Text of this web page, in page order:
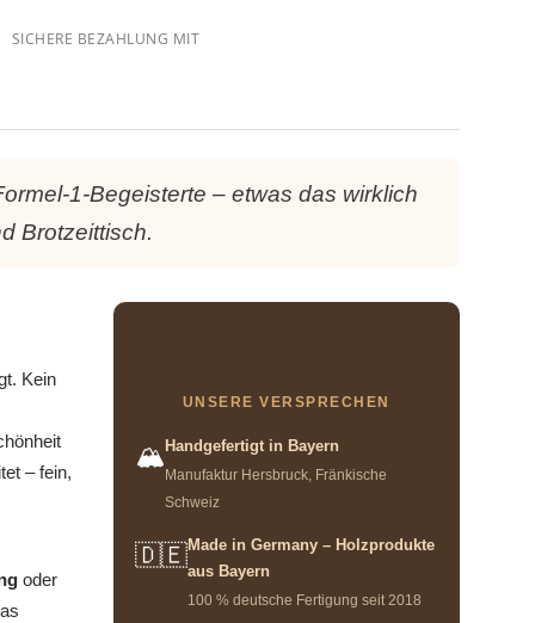
SICHERE BEZAHLUNG MIT
1-Begeisterte – etwas das wirklich
Brotzeittisch.
Kein
– fein,
oder
UNSERE VERSPRECHEN
🏔️ Handgefertigt in Bayern
Manufaktur Hersbruck, Fränkische
Schweiz
🇩🇪Made in Germany – Holzprodukte
aus Bayern
100 % deutsche Fertigung seit 2018